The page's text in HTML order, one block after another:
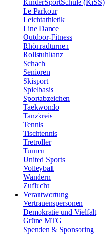
KinderSportSchule (KiSS)
Le Parkour
Leichtathletik
Line Dance
Outdoor-Fitness
Rhönradturnen
Rollstuhltanz
Schach
Senioren
Skisport
Spielbasis
Sportabzeichen
Taekwondo
Tanzkreis
Tennis
Tischtennis
Tretroller
Turnen
United Sports
Volleyball
Wandern
Zuflucht
Verantwortung
Vertrauenspersonen
Demokratie und Vielfalt
Grüne MTG
Spenden & Sponsoring